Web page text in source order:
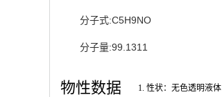
分子式:C5H9NO
分子量:99.1311
物性数据 1. 性状：无色透明液体